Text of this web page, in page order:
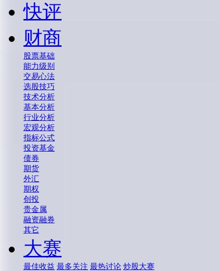
快评
财商
股票基础
能力级别
交易心法
选股技巧
技术分析
基本分析
行业分析
宏观分析
指标公式
投资基金
债券
期货
外汇
期权
创投
贵金属
融资融券
其它
大赛
最佳收益 最多关注 最热讨论 炒股大赛